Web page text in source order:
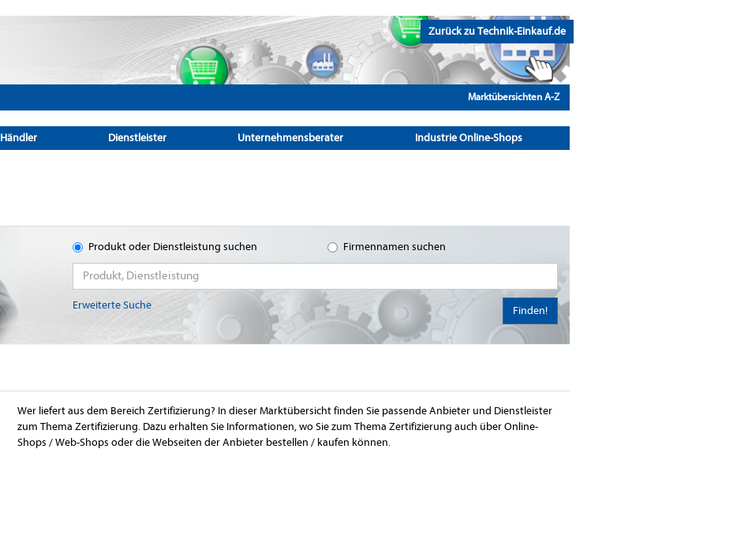
Zurück zu Technik-Einkauf.de
Marktübersichten A-Z
Händler Dienstleister Unternehmensberater Industrie Online-Shops
Produkt oder Dienstleistung suchen Firmennamen suchen
Erweiterte Suche Finden!
Wer liefert aus dem Bereich Zertifizierung? In dieser Marktübersicht finden Sie passende Anbieter und Dienstleister
zum Thema Zertifizierung. Dazu erhalten Sie Informationen, wo Sie zum Thema Zertifizierung auch über Online-
Shops / Web-Shops oder die Webseiten der Anbieter bestellen / kaufen können.